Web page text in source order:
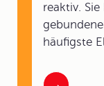
reaktiv.
häufigste